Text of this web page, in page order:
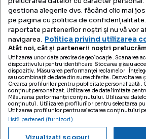
Link-uri
Storia.ro & OLX
Noutăți
Analize
Proiecte Speciale
Contact
© 2023 Storia. Toate drepturile
gestiona alegerile dvs. făcând clic mai
pe pagina cu politica de
raportate partenerilor noștri și nu vă vor
navigarea. Politica privind utilizarea
Atât noi, cât și partenerii noștri
Utilizarea unor date precise de geolocație . Scanarea
dispozitivului pentru identificare. Stocarea și/sau
dispozitiv. Măsurarea performanței reclamelor .
sau combinații de date din surse diferite . Dezvoltarea
Crearea profilurilor pentru publicitate personalizată .
conținut personalizat. Utilizarea de date limitate
Măsurarea performanței conținutului. Utilizarea
conținutul . Utilizarea profilurilor pentru selectarea
Utilizarea profilurilor pentru selectarea conținutului
Listă parteneri (furnizori)
Vizualizați scopuri